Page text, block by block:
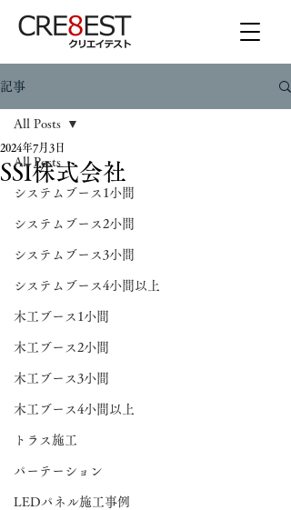
記事
All Posts
システムブース1小間
システムブース2小間
システムブース3小間
システムブース4小間以上
木工ブース1小間
木工ブース2小間
木工ブース3小間
木工ブース4小間以上
トラス施工
パーテーション
LEDパネル施工事例
All Posts
SSI株式会社
2024年7月3日